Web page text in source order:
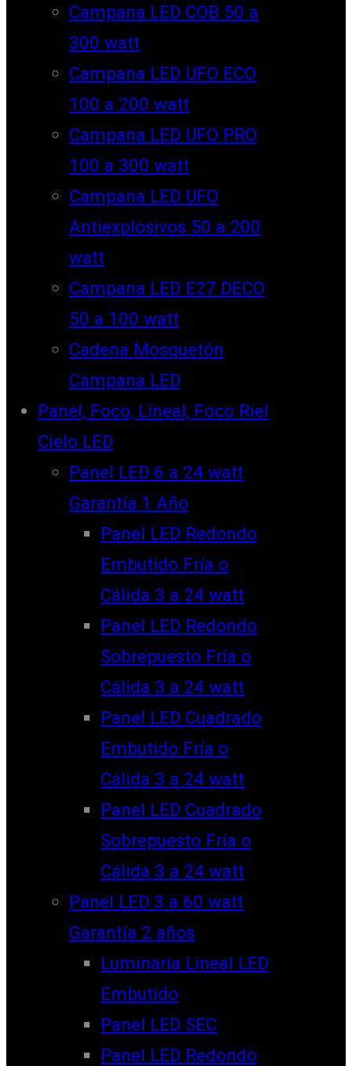
Campana LED COB 50 a
300 watt
Campana LED UFO ECO
100 a 200 watt
Campana LED UFO PRO
100 a 300 watt
Campana LED UFO
Antiexplosivos 50 a 200
watt
Campana LED E27 DECO
50 a 100 watt
Cadena Mosquetón
Campana LED
Panel, Foco, Lineal, Foco Riel
Cielo LED
Panel LED 6 a 24 watt
Garantía 1 Año
Panel LED Redondo
Embutido Fría o
Cálida 3 a 24 watt
Panel LED Redondo
Sobrepuesto Fría o
Cálida 3 a 24 watt
Panel LED Cuadrado
Embutido Fría o
Cálida 3 a 24 watt
Panel LED Cuadrado
Sobrepuesto Fría o
Cálida 3 a 24 watt
Panel LED 3 a 60 watt
Garantía 2 años
Luminaria Lineal LED
Embutido
Panel LED SEC
Panel LED Redondo